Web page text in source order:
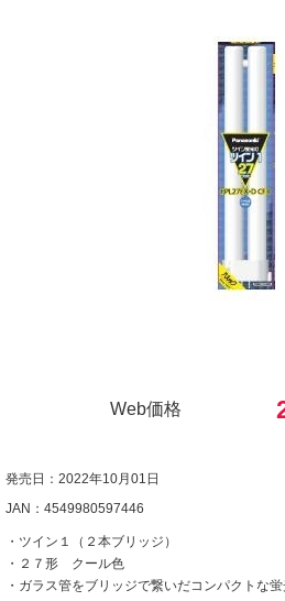
Web価格
発売日：2022年10月01日
JAN：4549980597446
・ツイン１（２本ブリッジ）
・２７形 クール色
・ガラス管をブリッジで繋いだコンパクトな